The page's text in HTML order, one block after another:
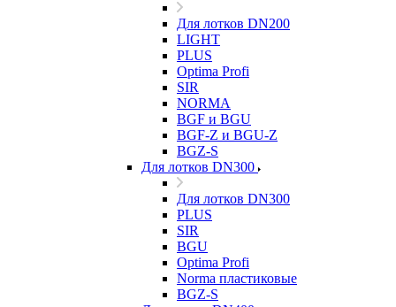
Для лотков DN200
LIGHT
PLUS
Optima Profi
SIR
NORMA
BGF и BGU
BGF-Z и BGU-Z
BGZ-S
Для лотков DN300
Для лотков DN300
PLUS
SIR
BGU
Optima Profi
Norma пластиковые
BGZ-S